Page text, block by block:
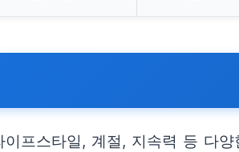
프스타일, 계절, 지속력 등 다